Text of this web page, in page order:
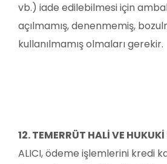
vb.) iade edilebilmesi için
açılmamış, denenmemiş,
kullanılmamış olmaları gerekir.
12. TEMERRÜT HALİ VE
ALICI, ödeme işlemlerini kredi